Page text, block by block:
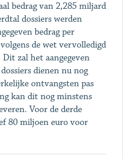
bedrag van 2,285 miljard
dossiers werden
bedrag per
de wet vervolledigd
zal het aangegeven
dienen nu nog
ontvangsten pas
kan dit nog minstens
Voor de derde
80 miljoen euro voor